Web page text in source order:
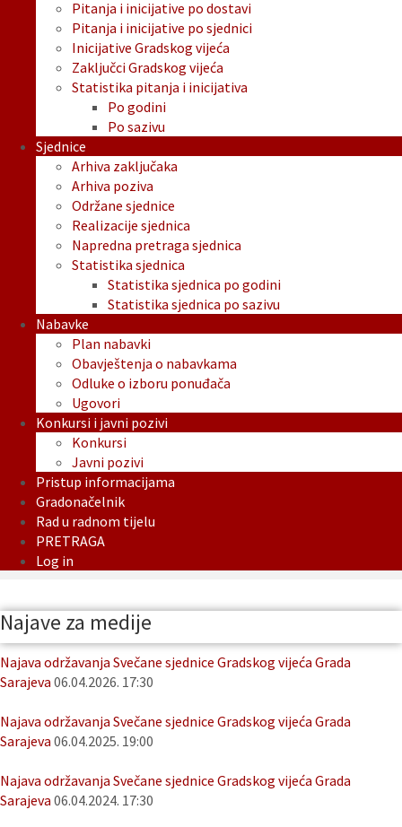
Pitanja i inicijative po dostavi
Pitanja i inicijative po sjednici
Inicijative Gradskog vijeća
Zaključci Gradskog vijeća
Statistika pitanja i inicijativa
Po godini
Po sazivu
Sjednice
Arhiva zaključaka
Arhiva poziva
Održane sjednice
Realizacije sjednica
Napredna pretraga sjednica
Statistika sjednica
Statistika sjednica po godini
Statistika sjednica po sazivu
Nabavke
Plan nabavki
Obavještenja o nabavkama
Odluke o izboru ponuđača
Ugovori
Konkursi i javni pozivi
Konkursi
Javni pozivi
Pristup informacijama
Gradonačelnik
Rad u radnom tijelu
PRETRAGA
Log in
Najave za medije
Najava održavanja Svečane sjednice Gradskog vijeća Grada
Sarajeva 06.04.2026. 17:30
Najava održavanja Svečane sjednice Gradskog vijeća Grada
Sarajeva 06.04.2025. 19:00
Najava održavanja Svečane sjednice Gradskog vijeća Grada
Sarajeva 06.04.2024. 17:30